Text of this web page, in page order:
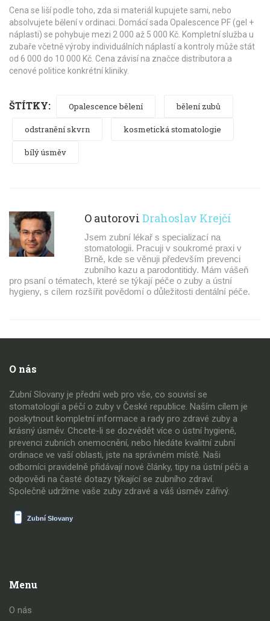
Cena se liší podle toho, zda si materiál kupujete sami, nebo
absolvujete bělení v ordinaci. Domácí sada Opalescence PF (gel +
náplasti) se pohybuje mezi 2 000 až 5 000 Kč. Kompletní služba u
zubaře včetně výroby individuálních náplastí a kontroly může stát
od 6 000 do 10 000 Kč. Cena závisí na značce distributora a
cenové politice konkrétní kliniky.
ŠTÍTKY: Opalescence bělení bělení zubů
odstranění skvrn kosmetická stomatologie
bílý úsměv
O autorovi Drahoslav Krejčí
Jsem zubní lékař s specializací na
stomatologii. Pracuji v soukromé praxi v
Brně, kde se věnuji především prevenci
zubního kazu a parodontitidy. Mám vášeň
pro psaní o tématech, které se týkají péče o zuby a ústní
hygieny, s cílem rozšířit povědomí o důležitosti dentální péče.
O nás
Zubní Slovany je přední web pro vše, co souvisí se
stomatologií a péčí o zuby v České republice. Naším cílem je
poskytnout kompletní informace a rady pro zdravé zuby a
krásný úsměv. Chcete-li se dozvědět více o ústní hygieně,
prevenci zubních onemocnění, nebo hledáte kvalitní zubní
ordinace ve vaší oblasti, jste na správném místě. Naši
odborníci pravidelně přidávají nové články, tipy na ústní péči a
odpovědi na časté dotazy týkající se zubního zdraví.
Společně udržíme vaše zuby zdravé a váš úsměv zářivý.
Menu
O nás